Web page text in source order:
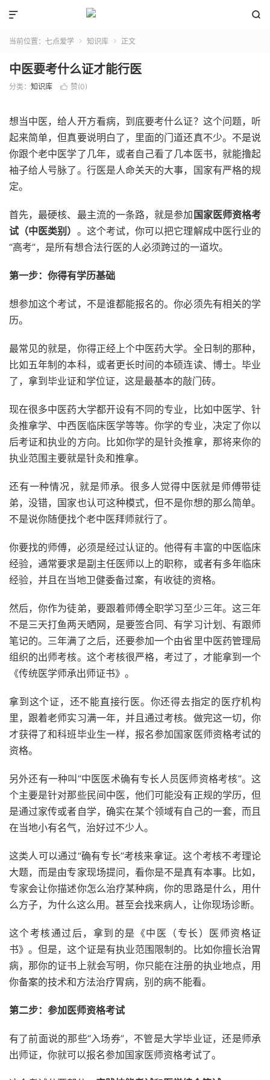


当前位置： 七点爱学  知识库  正文
中医要考什么证才能行医
分类： 知识库  赞(0)
想当中医，给人开方看病，到底要考什么证？这个问题，听
起来简单，但真要说明白了，里面的门道还真不少。不是说
你跟个老中医学了几年，或者自己看了几本医书，就能撸起
袖子给人号脉了。行医是人命关天的大事，国家有严格的规
定。
首先，最硬核、最主流的一条路，就是参加 国家医师资格考
试（中医类别） 。这个考试，你可以把它理解成中医行业的
“高考”，是所有想合法行医的人必须跨过的一道坎。
第一步：你得有学历基础
想参加这个考试，不是谁都能报名的。你必须先有相关的学
历。
最常见的就是，你得正经上个中医药大学。全日制的那种，
比如五年制的本科，或者更长时间的本硕连读、博士。毕业
了，拿到毕业证和学位证，这是最基本的敲门砖。
现在很多中医药大学都开设有不同的专业，比如中医学、针
灸推拿学、中西医临床医学等等。你学的专业，决定了你以
后考证和执业的方向。比如你学的是针灸推拿，那将来你的
执业范围主要就是针灸和推拿。
还有一种情况，就是师承。很多人觉得中医就是师傅带徒
弟，没错，国家也认可这种模式，但不是你想的那么简单。
不是说你随便找个老中医拜师就行了。
你要找的师傅，必须是经过认证的。他得有丰富的中医临床
经验，通常要求是副主任医师以上的职称，或者有多年临床
经验，并且在当地卫健委备过案，有收徒的资格。
然后，你作为徒弟，要跟着师傅全职学习至少三年。这三年
不是三天打鱼两天晒网，是要签合同、有学习计划、有跟师
笔记的。三年满了之后，还要参加一个由省里中医药管理局
组织的出师考核。这个考核很严格，考过了，才能拿到一个
《传统医学师承出师证书》。
拿到这个证，还不能直接行医。你还得去指定的医疗机构
里，跟着老师实习满一年，并且通过考核。做完这一切，你
才获得了和科班毕业生一样，报名参加国家医师资格考试的
资格。
另外还有一种叫“中医医术确有专长人员医师资格考核”。这
个主要是针对那些民间中医，他们可能没有正规的学历，但
是通过家传或者自学，确实在某个领域有自己的一套，而且
在当地小有名气，治好过不少人。
这类人可以通过“确有专长”考核来拿证。这个考核不考理论
大题，而是由专家现场提问，看你是不是真有本事。比如，
专家会让你描述你怎么治疗某种病，你的思路是什么，用什
么方子，为什么这么用。甚至会找来病人，让你现场诊断。
这个考核通过后，拿到的是《中医（专长）医师资格证
书》。但是，这个证是有执业范围限制的。比如你擅长治胃
病，那你的证书上就会写明，你只能在注册的执业地点，用
你备案的技术和方法治疗胃病，别的病不能看。
第二步：参加医师资格考试
有了前面说的那些“入场券”，不管是大学毕业证，还是师承
出师证，你就可以报名参加国家医师资格考试了。